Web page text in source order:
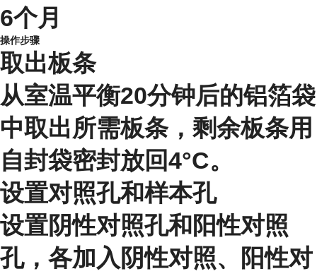
6个月
操作步骤
取出板条
从室温平衡20分钟后的铝箔袋
中取出所需板条，剩余板条用
自封袋密封放回4°C。
设置对照孔和样本孔
设置阴性对照孔和阳性对照
孔，各加入阴性对照、阳性对